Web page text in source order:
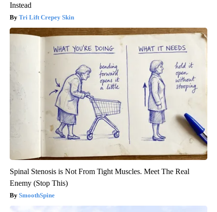
Instead
Tri Lift Crepey Skin
Spinal Stenosis is Not From Tight Muscles. Meet The Real
Enemy (Stop This)
SmoothSpine